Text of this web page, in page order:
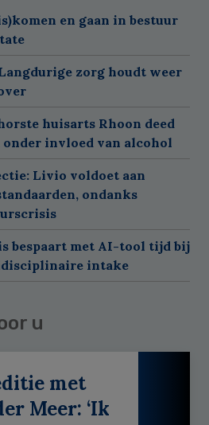
en gaan in bestuur
zorg houdt weer
huisarts Rhoon deed
invloed van alcohol
Livio voldoet aan
ondanks
bespaart met AI-tool tijd bij
intake
u
met
Meer: ‘Ik